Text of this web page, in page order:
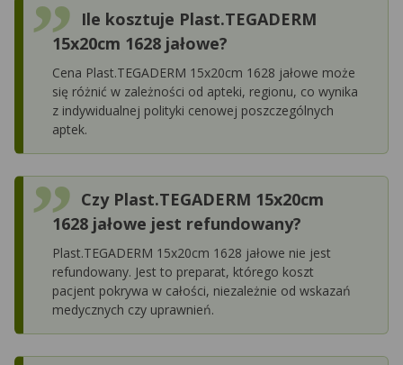
Ile kosztuje Plast.TEGADERM
15x20cm 1628 jałowe?
Cena Plast.TEGADERM 15x20cm 1628 jałowe może
się różnić w zależności od apteki, regionu, co wynika
z indywidualnej polityki cenowej poszczególnych
aptek.
Czy Plast.TEGADERM 15x20cm
1628 jałowe jest refundowany?
Plast.TEGADERM 15x20cm 1628 jałowe nie jest
refundowany. Jest to preparat, którego koszt
pacjent pokrywa w całości, niezależnie od wskazań
medycznych czy uprawnień.